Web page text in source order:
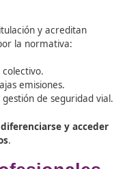
Segura y Sostenible.
energética.
Vial.
de informes.
Superior en
rol de Gestor de